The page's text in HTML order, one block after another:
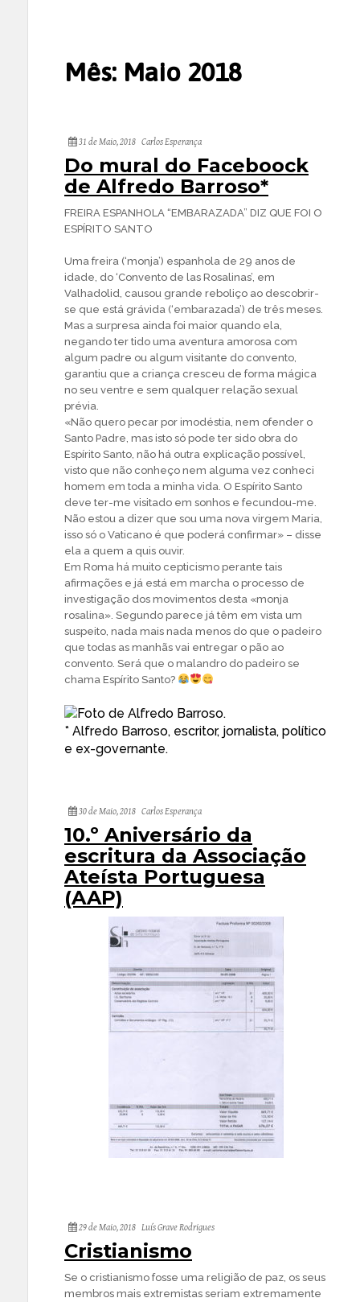
Mês: Maio 2018
31 de Maio, 2018 Carlos Esperança
Do mural do Faceboock
de Alfredo Barroso*
FREIRA ESPANHOLA “EMBARAZADA” DIZ QUE FOI O
ESPÍRITO SANTO
Uma freira (‘monja’) espanhola de 29 anos de
idade, do ‘Convento de las Rosalinas’, em
Valhadolid, causou grande reboliço ao descobrir-
se que está grávida (‘embarazada’) de três meses.
Mas a surpresa ainda foi maior quando ela,
negando ter tido uma aventura amorosa com
algum padre ou algum visitante do convento,
garantiu que a criança cresceu de forma mágica
no seu ventre e sem qualquer relação sexual
prévia.
«Não quero pecar por imodéstia, nem ofender o
Santo Padre, mas isto só pode ter sido obra do
Espírito Santo, não há outra explicação possível,
visto que não conheço nem alguma vez conheci
homem em toda a minha vida. O Espírito Santo
deve ter-me visitado em sonhos e fecundou-me.
Não estou a dizer que sou uma nova virgem Maria,
isso só o Vaticano é que poderá confirmar» – disse
ela a quem a quis ouvir.
Em Roma há muito cepticismo perante tais
afirmações e já está em marcha o processo de
investigação dos movimentos desta «monja
rosalina». Segundo parece já têm em vista um
suspeito, nada mais nada menos do que o padeiro
que todas as manhãs vai entregar o pão ao
convento. Será que o malandro do padeiro se
chama Espírito Santo?
* Alfredo Barroso, escritor, jornalista, político
e ex-governante.
30 de Maio, 2018 Carlos Esperança
10.º Aniversário da
escritura da Associação
Ateísta Portuguesa
(AAP)
29 de Maio, 2018 Luís Grave Rodrigues
Cristianismo
Se o cristianismo fosse uma religião de paz, os seus
membros mais extremistas seriam extremamente